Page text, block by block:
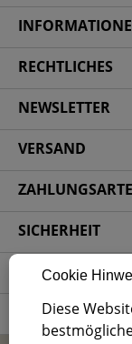
RECHTLICHES
NEWSLETTER
VERSAND
SICHERHEIT
SOCIAL MEDIA
Cookie
Diese